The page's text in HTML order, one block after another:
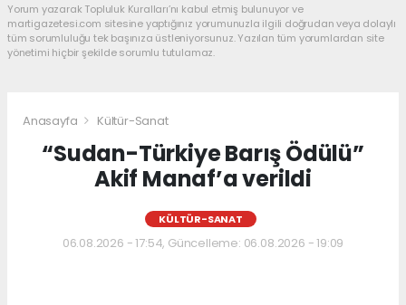
Yorum yazarak Topluluk Kuralları’nı kabul etmiş bulunuyor ve
martigazetesi.com sitesine yaptığınız yorumunuzla ilgili doğrudan veya dolaylı
tüm sorumluluğu tek başınıza üstleniyorsunuz. Yazılan tüm yorumlardan site
yönetimi hiçbir şekilde sorumlu tutulamaz.
Anasayfa Kültür-Sanat
“Sudan-Türkiye Barış Ödülü”
Akif Manaf’a verildi
KÜLTÜR-SANAT
06.08.2026 - 17:54, Güncelleme: 06.08.2026 - 19:09